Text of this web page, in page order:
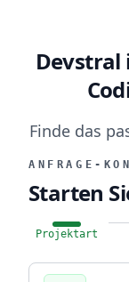
Devstral
Finde das
ANFRAGE-
Starten
Projektart